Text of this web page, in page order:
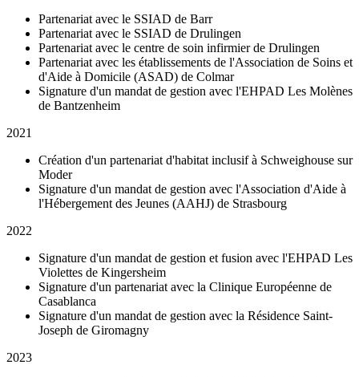
Partenariat avec le SSIAD de Barr
Partenariat avec le SSIAD de Drulingen
Partenariat avec le centre de soin infirmier de Drulingen
Partenariat avec les établissements de l'Association de Soins et
d'Aide à Domicile (ASAD) de Colmar
Signature d'un mandat de gestion avec l'EHPAD Les Molènes
de Bantzenheim
2021
Création d'un partenariat d'habitat inclusif à Schweighouse sur
Moder
Signature d'un mandat de gestion avec l'Association d'Aide à
l'Hébergement des Jeunes (AAHJ) de Strasbourg
2022
Signature d'un mandat de gestion et fusion avec l'EHPAD Les
Violettes de Kingersheim
Signature d'un partenariat avec la Clinique Européenne de
Casablanca
Signature d'un mandat de gestion avec la Résidence Saint-
Joseph de Giromagny
2023